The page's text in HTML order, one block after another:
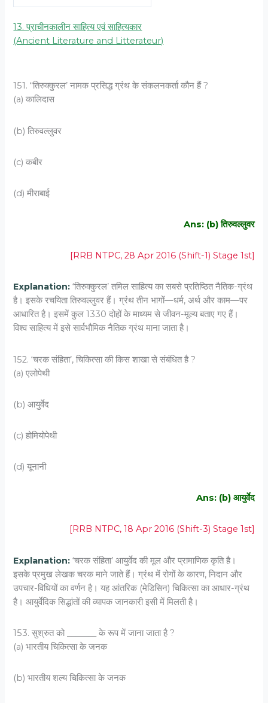
13. प्राचीनकालीन साहित्य एवं साहित्यकार
(Ancient Literature and Litterateur)
151. “तिरुक्कुरल’ नामक प्रसिद्ध ग्रंथ के संकलनकर्ता कौन हैं ?
(a) कालिदास
(b) तिरुवल्लुवर
(c) कबीर
(d) मीराबाई
Ans: (b) तिरुवल्लुवर
[RRB NTPC, 28 Apr 2016 (Shift-1) Stage 1st]
Explanation: ‘तिरुक्कुरल’ तमिल साहित्य का सबसे प्रतिष्ठित नैतिक-ग्रंथ
है। इसके रचयिता तिरुवल्लुवर हैं। ग्रंथ तीन भागों—धर्म, अर्थ और काम—पर
आधारित है। इसमें कुल 1330 दोहों के माध्यम से जीवन-मूल्य बताए गए हैं।
विश्व साहित्य में इसे सार्वभौमिक नैतिक ग्रंथ माना जाता है।
152. ‘चरक संहिता’, चिकित्सा की किस शाखा से संबंधित है ?
(a) एलोपेथी
(b) आयुर्वेद
(c) होमियोपेथी
(d) यूनानी
Ans: (b) आयुर्वेद
[RRB NTPC, 18 Apr 2016 (Shift-3) Stage 1st]
Explanation:‘चरक संहिता’ आयुर्वेद की मूल और प्रामाणिक कृति है।
इसके प्रमुख लेखक चरक माने जाते हैं। ग्रंथ में रोगों के कारण, निदान और
उपचार-विधियों का वर्णन है। यह आंतरिक (मेडिसिन) चिकित्सा का आधार-ग्रंथ
है। आयुर्वेदिक सिद्धांतों की व्यापक जानकारी इसी में मिलती है।
153. सुश्रुत को _______ के रूप में जाना जाता है ?
(a) भारतीय चिकित्सा के जनक
(b) भारतीय शल्य चिकित्सा के जनक